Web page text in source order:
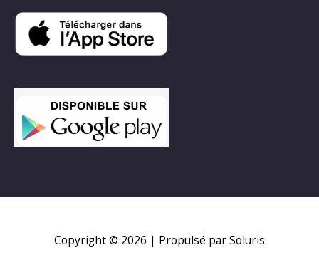
Copyright © 2026 | Propulsé par Soluris